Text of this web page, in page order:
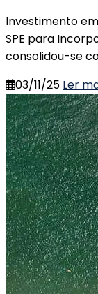
Investimento
SPE para
consolidou-se
03/11/25 Ler